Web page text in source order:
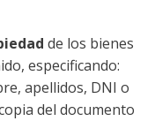
de los bienes
especificando:
apellidos, DNI o
del documento